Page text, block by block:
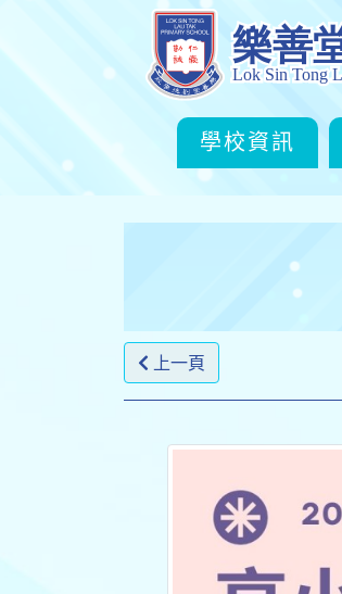
學校資訊
上一頁